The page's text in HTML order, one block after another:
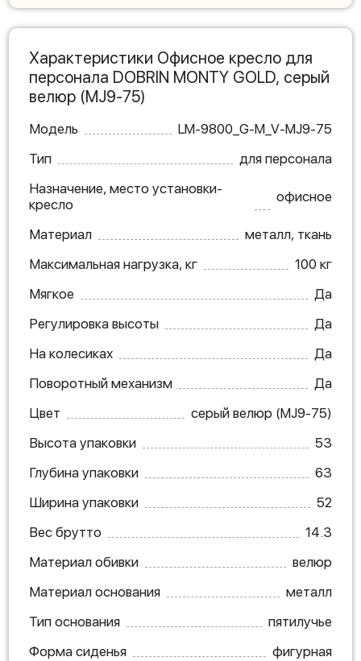
Характеристики Офисное кресло для
персонала DOBRIN MONTY GOLD, серый
велюр (MJ9-75)
Модель
LM-9800_G-M_V-MJ9-75
Тип
для персонала
Назначение, место установки-
кресло
офисное
Материал
металл, ткань
Максимальная нагрузка, кг
100 кг
Мягкое
Да
Регулировка высоты
Да
На колесиках
Да
Поворотный механизм
Да
Цвет
серый велюр (MJ9-75)
Высота упаковки
53
Глубина упаковки
63
Ширина упаковки
52
Вес брутто
14.3
Материал обивки
велюр
Материал основания
металл
Тип основания
пятилучье
Форма сиденья
фигурная